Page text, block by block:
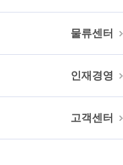
물류센터
인재경영
고객센터